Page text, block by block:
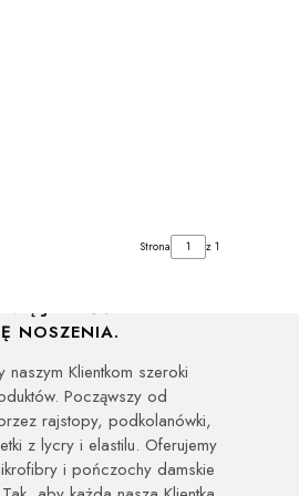
Strona z 1
JAKOŚĆ PRODUKTU
NOSZENIA.
naszym Klientkom szeroki
Począwszy od
rajstopy, podkolanówki,
z lycry i elastilu. Oferujemy
i pończochy damskie